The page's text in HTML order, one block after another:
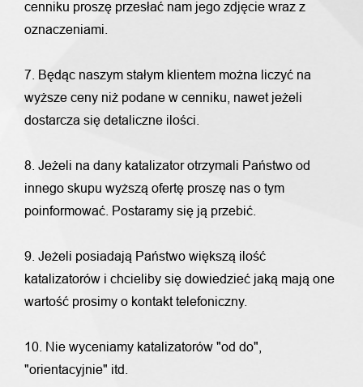
cenniku proszę przesłać nam jego zdjęcie wraz z
oznaczeniami.
7. Będąc naszym stałym klientem można liczyć na
wyższe ceny niż podane w cenniku, nawet jeżeli
dostarcza się detaliczne ilości.
8. Jeżeli na dany katalizator otrzymali Państwo od
innego skupu wyższą ofertę proszę nas o tym
poinformować. Postaramy się ją przebić.
9. Jeżeli posiadają Państwo większą ilość
katalizatorów i chcieliby się dowiedzieć jaką mają one
wartość prosimy o kontakt telefoniczny.
10. Nie wyceniamy katalizatorów "od do",
"orientacyjnie" itd.